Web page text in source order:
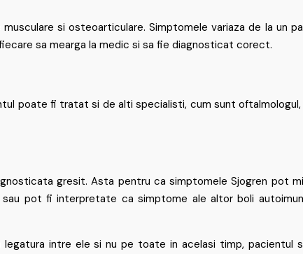
si osteoarticulare. Simptomele variaza de la un
sa mearga la medic si sa fie diagnosticat corect.
poate fi tratat si de alti specialisti, cum sunt
gresit. Asta pentru ca simptomele Sjogren pot
pot fi interpretate ca simptome ale altor boli
intre ele si nu pe toate in acelasi timp, pacientul